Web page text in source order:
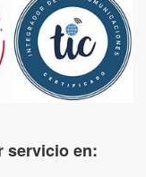
servicio en: